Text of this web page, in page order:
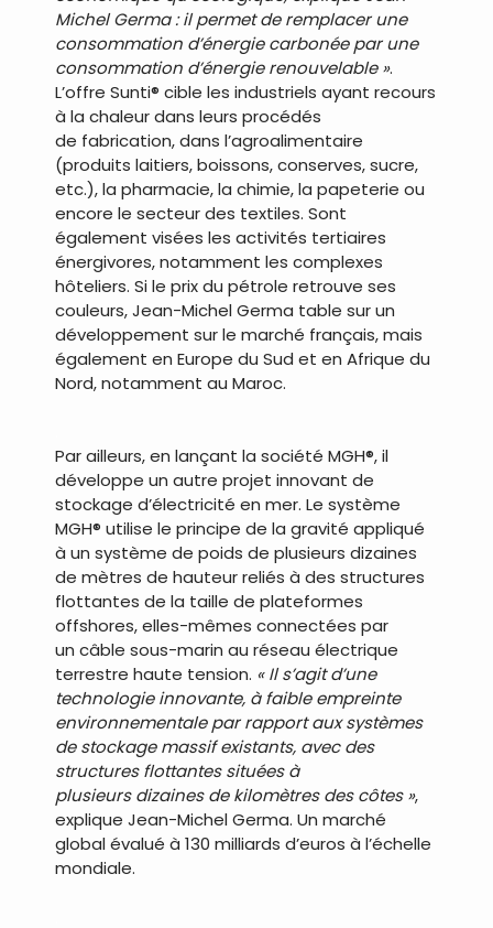
Michel Germa : il permet de remplacer une
consommation d’énergie carbonée par une
consommation d’énergie renouvelable ».
L’offre Sunti® cible les industriels ayant recours
à la chaleur dans leurs procédés
de fabrication, dans l’agroalimentaire
(produits laitiers, boissons, conserves, sucre,
etc.), la pharmacie, la chimie, la papeterie ou
encore le secteur des textiles. Sont
également visées les activités tertiaires
énergivores, notamment les complexes
hôteliers. Si le prix du pétrole retrouve ses
couleurs, Jean-Michel Germa table sur un
développement sur le marché français, mais
également en Europe du Sud et en Afrique du
Nord, notamment au Maroc.
Par ailleurs, en lançant la société MGH®, il
développe un autre projet innovant de
stockage d’électricité en mer. Le système
MGH® utilise le principe de la gravité appliqué
à un système de poids de plusieurs dizaines
de mètres de hauteur reliés à des structures
flottantes de la taille de plateformes
offshores, elles-mêmes connectées par
un câble sous-marin au réseau électrique
terrestre haute tension. « Il s’agit d’une
technologie innovante, à faible empreinte
environnementale par rapport aux systèmes
de stockage massif existants, avec des
structures flottantes situées à
plusieurs dizaines de kilomètres des côtes »,
explique Jean-Michel Germa. Un marché
global évalué à 130 milliards d’euros à l’échelle
mondiale.